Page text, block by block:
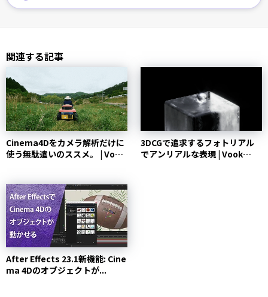
関連する記事
Cinema4Dをカメラ解析だけに
使う無駄遣いのススメ。 | Vook
3DCGで追求するフォトリアル
でアンリアルな表現 | Vook
After Effects 23.1新機能: Cine
ma 4Dのオブジェクトが...